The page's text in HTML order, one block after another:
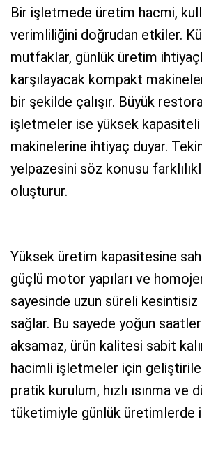
Bir işletmede üretim hacmi,
verimliliğini doğrudan etkiler.
mutfaklar, günlük üretim
karşılayacak kompakt
bir şekilde çalışır. Büyük
işletmeler ise yüksek
makinelerine ihtiyaç duyar.
yelpazesini söz konusu
oluşturur.
Yüksek üretim kapasitesine
güçlü motor yapıları ve homojen
sayesinde uzun süreli
sağlar. Bu sayede yoğun
aksamaz, ürün kalitesi sabit
hacimli işletmeler için
pratik kurulum, hızlı ısınma ve
tüketimiyle günlük üretimlerde